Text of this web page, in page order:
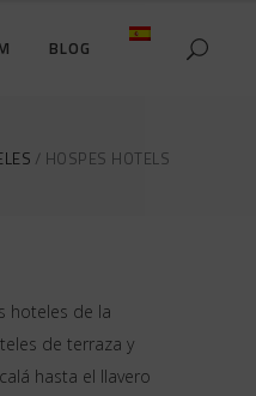
BLOG
CUENTAHOSPES HOTELS
hoteles de la
de terraza y
hasta el llavero